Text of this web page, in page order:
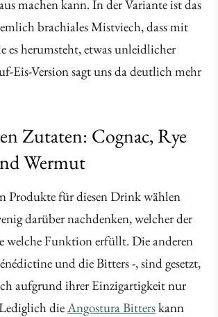
machen kann. In der Variante ist das
brachiales Mistviech, dass mit
es herumsteht, etwas unleidlicher
Eis-Version sagt uns da deutlich mehr
Zutaten: Cognac, Rye
Wermut
Produkte für diesen Drink wählen
darüber nachdenken, welcher der
welche Funktion erfüllt. Die anderen
und die Bitters -, sind gesetzt,
aufgrund ihrer Einzigartigkeit nur
dieAngostura Bitterskann